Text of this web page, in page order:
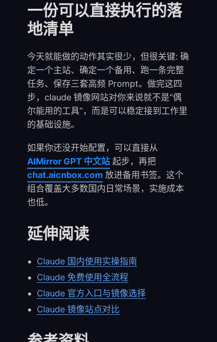
一份可以直接执行的落
地清单
今天就能做的动作其实很少，但很关键: 确
定一个主站、确定一个备用、跑一条完整
任务、保存三套高频 Prompt。做完这四
步，claude 镜像网站对你来说就不是“偶
尔能用的工具”，而是可以稳定接到工作里
的基础设施。
如果你还没开始配置，可以直接从
AIMirror GPT 中文站 起步，再把
chat.aicnbox.com 放进备用书签。这个
组合覆盖大多数国内日常场景，实施成本
也低。
延伸阅读
Claude 国内使用实操指南
Claude 免费使用全流程
Claude 官方入口与镜像选择
Claude 镜像站点对比